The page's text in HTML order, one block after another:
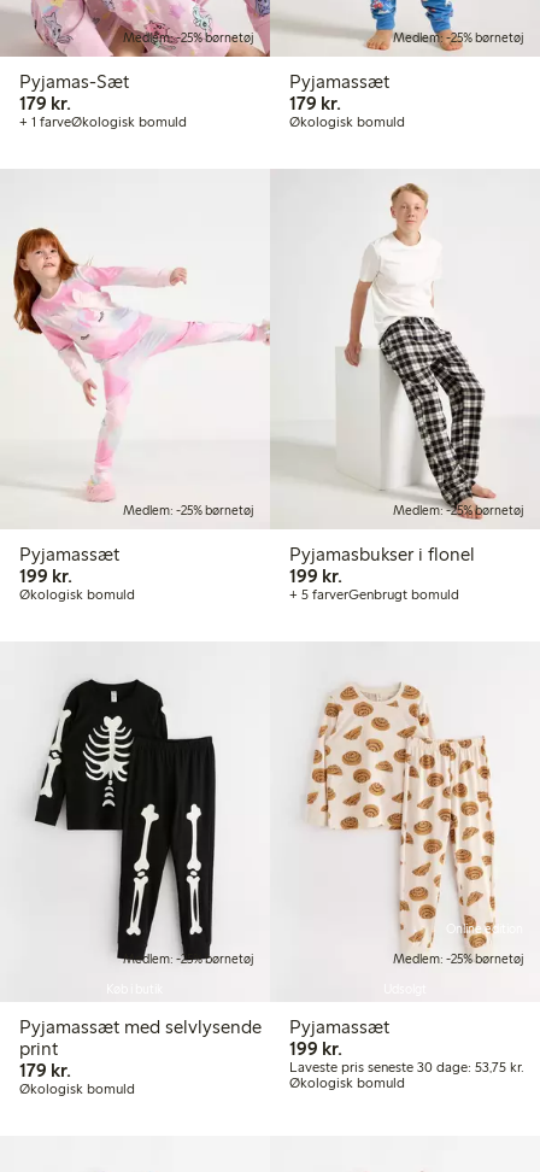
Medlem: -25% børnetøj
Pyjamas-Sæt
179 kr.
+ 1 farveØkologisk bomuld
Medlem: -25% børnetøj
Pyjamassæt
179 kr.179,00 kr.
Økologisk bomuld
Medlem: -25% børnetøj
Pyjamassæt
199 kr.
Økologisk bomuld
Medlem: -25% børnetøj
Pyjamasbukser i flonel
199 kr.199,00 kr.
+ 5 farverGenbrugt bomuld
Medlem: -25% børnetøj
Pyjamassæt med selvlysende
print
179 kr.
Økologisk bomuld
Online edition
Medlem: -25% børnetøj
Pyjamassæt
199 kr.
Laveste pris seneste 30 dage: 53,75 kr.
Økologisk bomuld